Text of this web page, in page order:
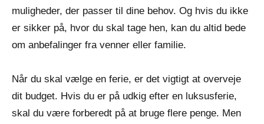
muligheder, der passer til dine behov. Og hvis du ikke
er sikker på, hvor du skal tage hen, kan du altid bede
om anbefalinger fra venner eller familie.
Når du skal vælge en ferie, er det vigtigt at overveje
dit budget. Hvis du er på udkig efter en luksusferie,
skal du være forberedt på at bruge flere penge. Men